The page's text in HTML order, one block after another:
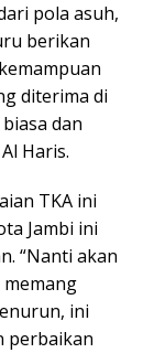
pola asuh,
berikan
diterima di
dan
Haris.
TKA ini
Jambi ini
“Nanti akan
ini
perbaikan